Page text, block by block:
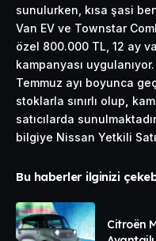
sunulurken, kısa şasi
Van EV ve Townstar
özel 800.000 TL, 12 ay
kampanyası uygulanıyor.
Temmuz ayı boyunca
stoklarla sınırlı olup
satıcılarda
bilgiye Nissan Yetkili
Bu haberler ilginizi
Citroën